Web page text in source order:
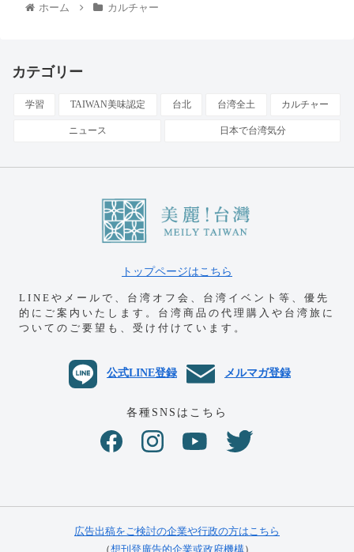
ホーム カルチャー
カテゴリー
学習 TAIWAN美味認定 台北 台湾全土 カルチャー
ニュース 日本で台湾気分
トップページはこちら
LINEやメールで、台湾オフ会、台湾イベント等、優先
的にご案内いたします。 台湾商品の代理購入や台湾旅に
ついてのご要望も、受け付けています。
公式LINE登録 メルマガ登録
各種SNSはこちら
広告出稿をご検討の企業や行政の方はこちら